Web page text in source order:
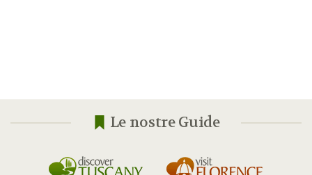
Le nostre Guide